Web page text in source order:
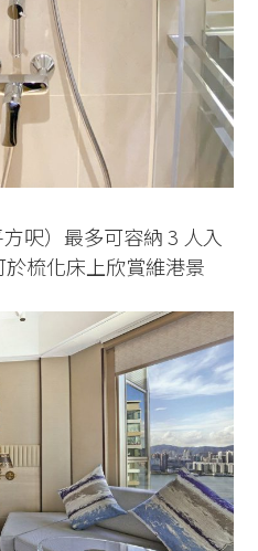
呎）最多可容納 3 人入
梳化床上欣賞維港景